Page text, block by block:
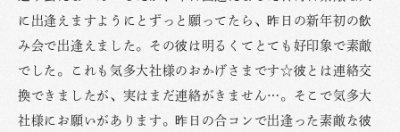
に出逢えますようにとずっと願ってたら、昨日の新年初の飲
み会で出逢えました。その彼は明るくてとても好印象で素敵
でした。これも気多大社様のおかげさまです☆彼とは連絡交
換できましたが、実はまだ連絡がきません…。そこで気多大
社様にお願いがあります。昨日の合コンで出逢った素敵な彼